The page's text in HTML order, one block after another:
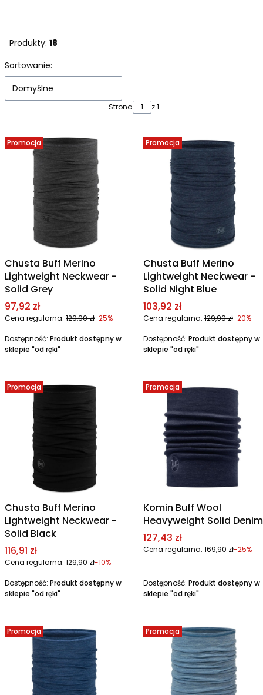
Produkty: 18
Lista produktów
Sortowanie:
Domyślne
Strona z 1
Promocja
Chusta Buff Merino
Lightweight Neckwear -
Solid Grey
Cena promocyjna
97,92 zł
Cena regularna: 129,90 zł-25%
Dostępność: Produkt dostępny w
sklepie "od ręki"
Promocja
Chusta Buff Merino
Lightweight Neckwear -
Solid Night Blue
Cena promocyjna
103,92 zł
Cena regularna: 129,90 zł-20%
Dostępność: Produkt dostępny w
sklepie "od ręki"
Promocja
Chusta Buff Merino
Lightweight Neckwear -
Solid Black
Cena promocyjna
116,91 zł
Cena regularna: 129,90 zł-10%
Dostępność: Produkt dostępny w
sklepie "od ręki"
Promocja
Komin Buff Wool
Heavyweight Solid Denim
Cena promocyjna
127,43 zł
Cena regularna: 169,90 zł-25%
Dostępność: Produkt dostępny w
sklepie "od ręki"
Promocja Promocja